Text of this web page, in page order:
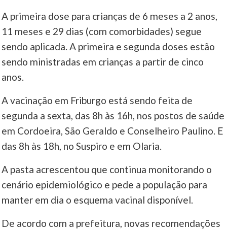
A primeira dose para crianças de 6 meses a 2 anos,
11 meses e 29 dias (com comorbidades) segue
sendo aplicada. A primeira e segunda doses estão
sendo ministradas em crianças a partir de cinco
anos.
A vacinação em Friburgo está sendo feita de
segunda a sexta, das 8h às 16h, nos postos de saúde
em Cordoeira, São Geraldo e Conselheiro Paulino. E
das 8h às 18h, no Suspiro e em Olaria.
A pasta acrescentou que continua monitorando o
cenário epidemiológico e pede a população para
manter em dia o esquema vacinal disponível.
De acordo com a prefeitura, novas recomendações